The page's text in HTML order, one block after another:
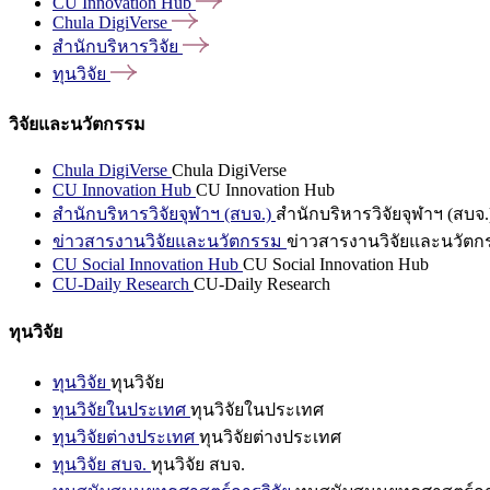
Chula DigiVerse
สำนักบริหารวิจัย
ทุนวิจัย
วิจัยและนวัตกรรม
Chula DigiVerse Chula DigiVerse
CU Innovation Hub CU Innovation Hub
สำนักบริหารวิจัยจุฬาฯ (สบจ.) สำนักบริหารวิจัยจุฬาฯ (สบจ
ข่าวสารงานวิจัยและนวัตกรรม ข่าวสารงานวิจัยและนวัตก
CU Social Innovation Hub CU Social Innovation Hub
CU-Daily Research CU-Daily Research
ทุนวิจัย
ทุนวิจัย ทุนวิจัย
ทุนวิจัยในประเทศ ทุนวิจัยในประเทศ
ทุนวิจัยต่างประเทศ ทุนวิจัยต่างประเทศ
ทุนวิจัย สบจ. ทุนวิจัย สบจ.